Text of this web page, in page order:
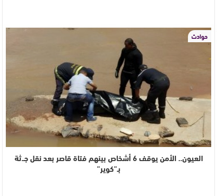
حوادث
العيون.. الأمن يوقف 6 أشخاص بينهم فتاة قاصر بعد نقل جـ.ثة
بـ”كوير”